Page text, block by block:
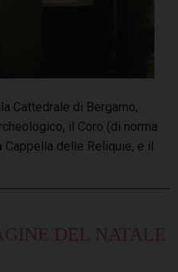
Cattedrale di Bergamo,
il Coro (di norma
delle Reliquie, e il
DEL NATALE